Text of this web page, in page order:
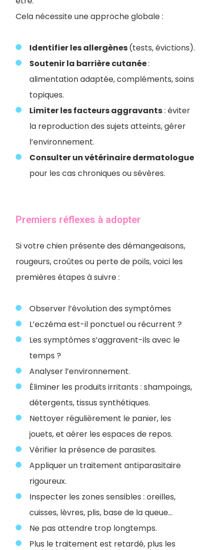
Cela nécessite une approche globale :
Identifier les allergènes(tests, évictions).
Soutenir la barrière cutanée:
alimentation adaptée, compléments, soins
topiques.
Limiter les facteurs aggravants: éviter
la reproduction des sujets atteints, gérer
l’environnement.
Consulter un vétérinaire dermatologue
pour les cas chroniques ou sévères.
Premiers réflexes à adopter
Si votre chien présente des démangeaisons,
rougeurs, croûtes ou perte de poils, voici les
premières étapes à suivre :
Observer l’évolution des symptômes
L’eczéma est-il ponctuel ou récurrent ?
Les symptômes s’aggravent-ils avec le
temps ?
Analyser l’environnement.
Éliminer les produits irritants : shampoings,
détergents, tissus synthétiques.
Nettoyer régulièrement le panier, les
jouets, et aérer les espaces de repos.
Vérifier la présence de parasites.
Appliquer un traitement antiparasitaire
rigoureux.
Inspecter les zones sensibles : oreilles,
cuisses, lèvres, plis, base de la queue…
Ne pas attendre trop longtemps.
Plus le traitement est retardé, plus les